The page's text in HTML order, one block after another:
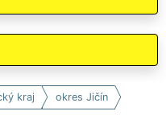
kraj okres Jičín